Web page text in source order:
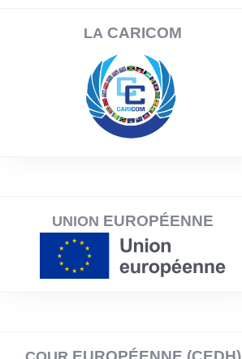
LACARICOM
UNION EUROPÉENNE